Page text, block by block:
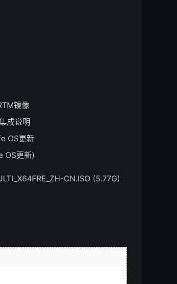
镜像
成说明
OS更新
OS更新)
CN.ISO (5.77G)